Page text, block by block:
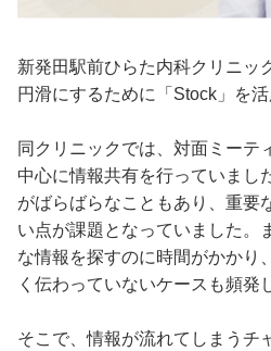
新発田駅前ひらた内科クリニッ
円滑にするために「Stock」を活
同クリニックでは、対面ミーテ
中心に情報共有を行っていまし
がばらばらなこともあり、重要
い点が課題となっていました。
な情報を探すのに時間がかかり
く伝わっていないケースも頻発
そこで、情報が流れてしまうチ